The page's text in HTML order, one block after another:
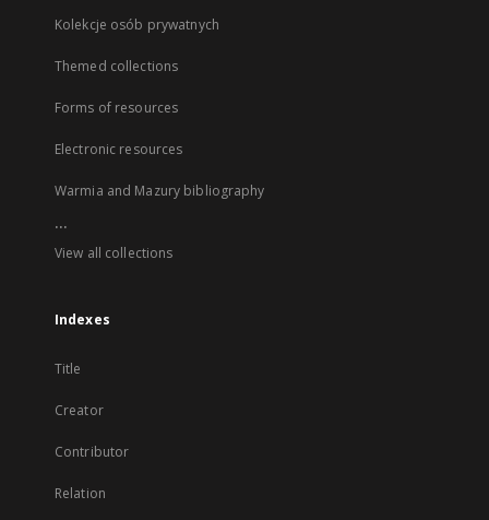
Kolekcje osób prywatnych
Themed collections
Forms of resources
Electronic resources
Warmia and Mazury bibliography
...
View all collections
Indexes
Title
Creator
Contributor
Relation